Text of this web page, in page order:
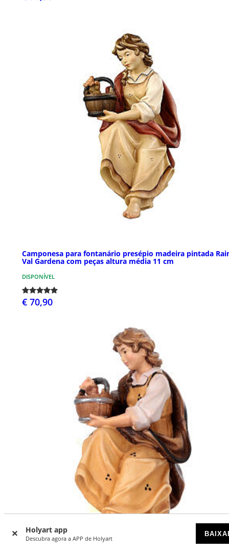
Holyart app
Descubra agora a APP de Holyart
Camponesa para fontanário presépio madeira pintada
Val Gardena com peças altura média 11 cm
DISPONÍVEL
€ 70,90